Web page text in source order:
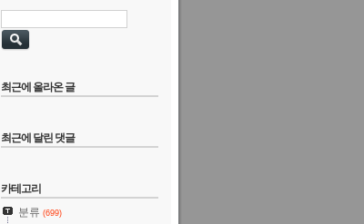
최근에 올라온 글
최근에 달린 댓글
카테고리
분류 (699)